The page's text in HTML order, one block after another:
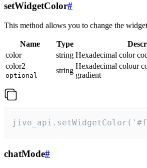
setWidgetColor#
This method allows you to change the
Name Type
color
string Hexadecimal color
color2
optional
string
Hexadecimal colour
gradient
chatMode#